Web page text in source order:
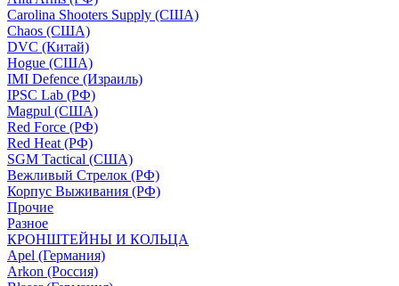
Carolina Shooters Supply (США)
Chaos (США)
DVC (Китай)
Hogue (США)
IMI Defence (Израиль)
IPSC Lab (РФ)
Magpul (США)
Red Force (РФ)
Red Heat (РФ)
SGM Tactical (США)
Вежливый Стрелок (РФ)
Корпус Выживания (РФ)
Прочие
Разное
КРОНШТЕЙНЫ И КОЛЬЦА
Apel (Германия)
Arkon (Россия)